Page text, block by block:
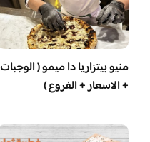
منيو بيتزاريا دا ميمو ( الوجبات
+ الاسعار + الفروع )